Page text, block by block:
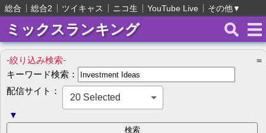
総合 総合2 ツイキャス ニコ生 YouTube Live その他▼
ミックスランキング
-絞り込み検索-
＝
キーワード検索：
配信サイト：
20 Selected
▼